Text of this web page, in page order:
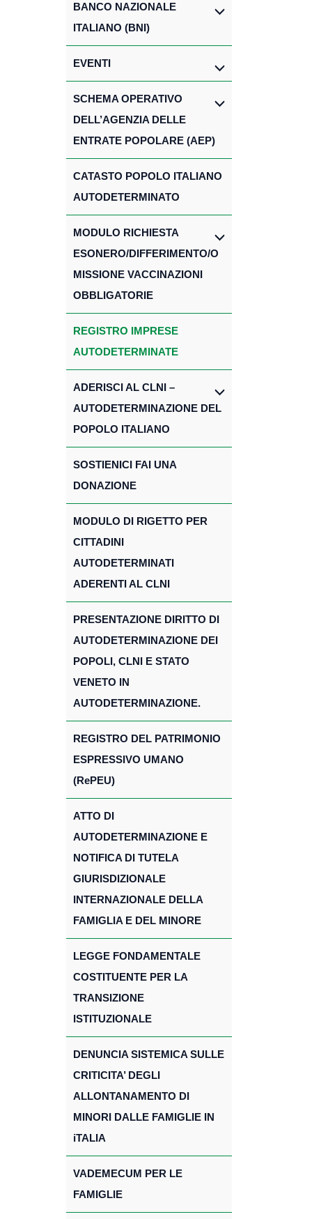
BANCO NAZIONALE
ITALIANO (BNI)
EVENTI
SCHEMA OPERATIVO
DELL’AGENZIA DELLE
ENTRATE POPOLARE (AEP)
CATASTO POPOLO ITALIANO
AUTODETERMINATO
MODULO RICHIESTA
ESONERO/DIFFERIMENTO/O
MISSIONE VACCINAZIONI
OBBLIGATORIE
REGISTRO IMPRESE
AUTODETERMINATE
ADERISCI AL CLNI –
AUTODETERMINAZIONE DEL
POPOLO ITALIANO
SOSTIENICI FAI UNA
DONAZIONE
MODULO DI RIGETTO PER
CITTADINI
AUTODETERMINATI
ADERENTI AL CLNI
PRESENTAZIONE DIRITTO DI
AUTODETERMINAZIONE DEI
POPOLI, CLNI E STATO
VENETO IN
AUTODETERMINAZIONE.
REGISTRO DEL PATRIMONIO
ESPRESSIVO UMANO
(RePEU)
ATTO DI
AUTODETERMINAZIONE E
NOTIFICA DI TUTELA
GIURISDIZIONALE
INTERNAZIONALE DELLA
FAMIGLIA E DEL MINORE
LEGGE FONDAMENTALE
COSTITUENTE PER LA
TRANSIZIONE
ISTITUZIONALE
DENUNCIA SISTEMICA SULLE
CRITICITA’ DEGLI
ALLONTANAMENTO DI
MINORI DALLE FAMIGLIE IN
iTALIA
VADEMECUM PER LE
FAMIGLIE